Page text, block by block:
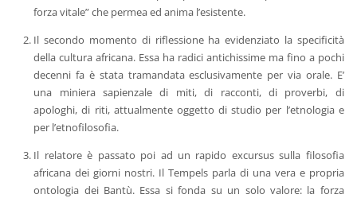
forza vitale” che permea ed anima l’esistente.
Il secondo momento di riflessione ha evidenziato la specificità
della cultura africana. Essa ha radici antichissime ma fino a pochi
decenni fa è stata tramandata esclusivamente per via orale. E’
una miniera sapienzale di miti, di racconti, di proverbi, di
apologhi, di riti, attualmente oggetto di studio per l’etnologia e
per l’etnofilosofia.
Il relatore è passato poi ad un rapido excursus sulla filosofia
africana dei giorni nostri. Il Tempels parla di una vera e propria
ontologia dei Bantù. Essa si fonda su un solo valore: la forza